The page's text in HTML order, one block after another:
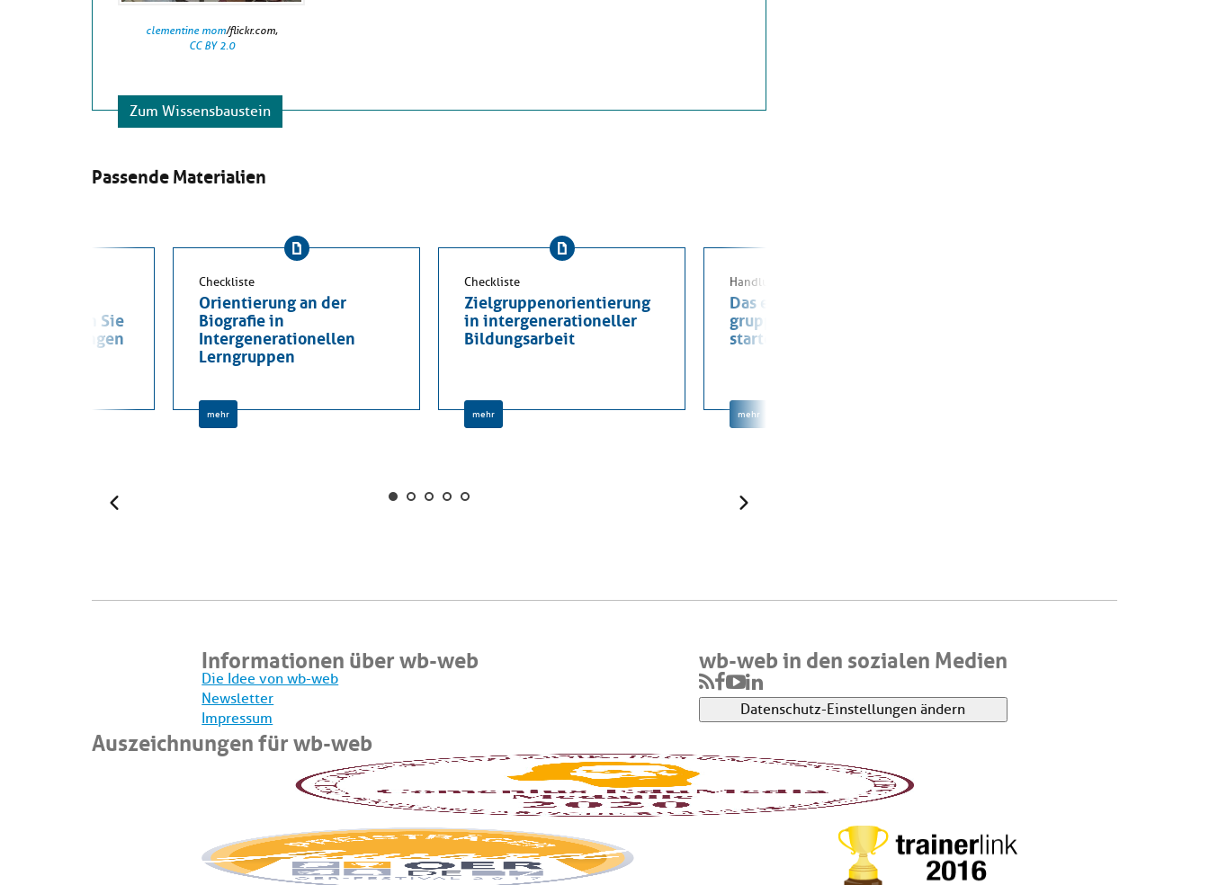
clementine mom/flickr.com,
CC BY 2.0
Zum Wissensbaustein
Passende Materialien
Bringen Sie
Erfahrungen
Checkliste
Orientierung an der
Biografie in
Intergenerationellen
Lerngruppen
mehr
Checkliste
Zielgruppenorientierung
in intergenerationeller
Bildungsarbeit
mehr
Handlungsanleitung
Das eigene Seminar
gruppendynamisch
starten
mehr
Informationen über wb-web
Die Idee von wb-web
Newsletter
Impressum
wb-web in den sozialen Medien
Datenschutz-Einstellungen ändern
Auszeichnungen für wb-web